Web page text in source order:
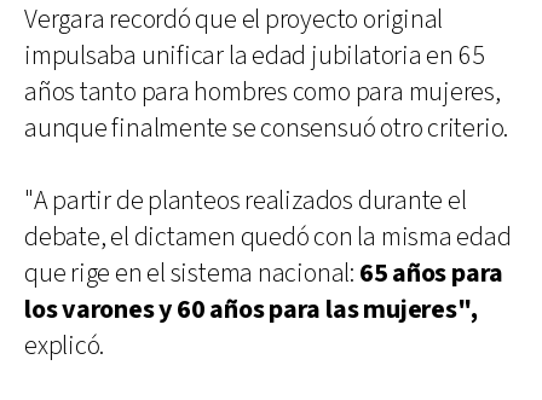
Vergara recordó que el proyecto original
impulsaba unificar la edad jubilatoria en 65
años tanto para hombres como para mujeres,
aunque finalmente se consensuó otro criterio.
"A partir de planteos realizados durante el
debate, el dictamen quedó con la misma edad
que rige en el sistema nacional: 65 años para
los varones y 60 años para las mujeres",
explicó.